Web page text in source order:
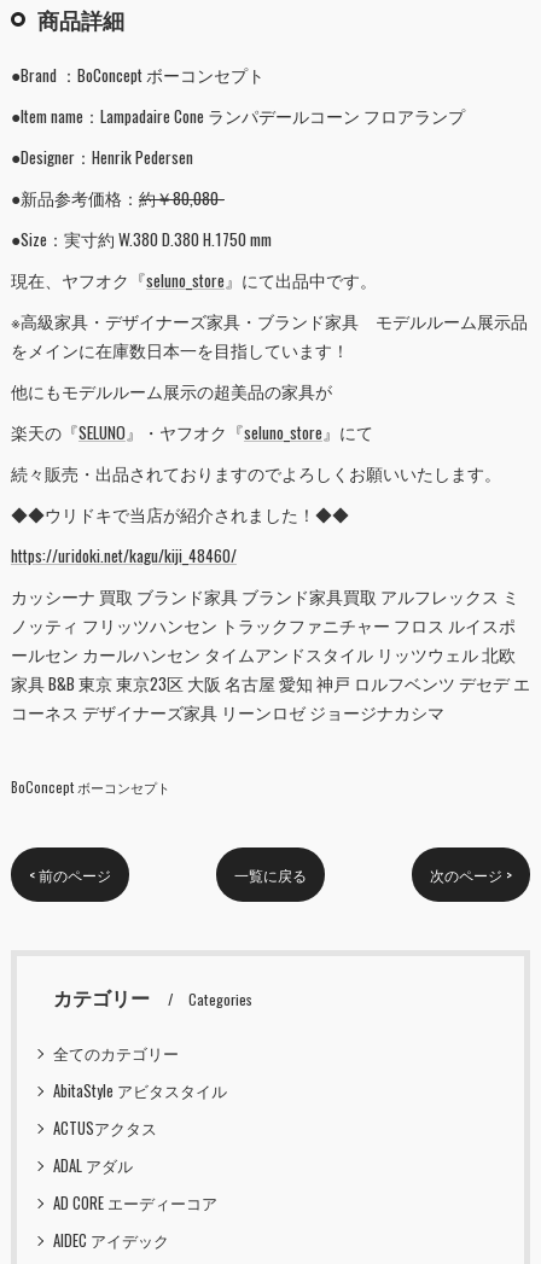
商品詳細
●Brand ：BoConcept ボーコンセプト
●Item name：Lampadaire Cone ランパデールコーン フロアランプ
●Designer：Henrik Pedersen
●新品参考価格： 約￥80,080-
●Size：実寸約 W.380 D.380 H.1750 mm
現在、ヤフオク『seluno_store』にて出品中です。
※高級家具・デザイナーズ家具・ブランド家具 モデルルーム展示品
をメインに在庫数日本一を目指しています！
他にもモデルルーム展示の超美品の家具が
楽天の『SELUNO』・ヤフオク『seluno_store』にて
続々販売・出品されておりますのでよろしくお願いいたします。
◆◆ウリドキで当店が紹介されました！◆◆
https://uridoki.net/kagu/kiji_48460/
カッシーナ 買取 ブランド家具 ブランド家具買取 アルフレックス ミ
ノッティ フリッツハンセン トラックファニチャー フロス ルイスポ
ールセン カールハンセン タイムアンドスタイル リッツウェル 北欧
家具 B&B 東京 東京23区 大阪 名古屋 愛知 神戸 ロルフベンツ デセデ エ
コーネス デザイナーズ家具 リーンロゼ ジョージナカシマ
BoConcept ボーコンセプト
< 前のページ 一覧に戻る 次のページ >
カテゴリー Categories
全てのカテゴリー
AbitaStyle アビタスタイル
ACTUSアクタス
ADAL アダル
AD CORE エーディーコア
AIDEC アイデック